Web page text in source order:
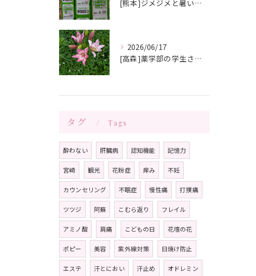
[熊本]ジメジメと暑い夏痒くてたまらない、皮膚炎が治らない、蕁麻疹が出やすくて悩んでいる方いませんか⁉️タウロミン錠でいつの間にか治ってしまったと大好評です💞
2026/06/17
[高森]薬学部の学生さんが薬局製剤の実習にきてくれました✨桂枝茯苓丸つくり楽しかった!と帰って行きました☺️
タグ Tags
酔わない 肝臓病 認知機能 記憶力
宮崎 観光 花粉症 痒み 不妊
カウンセリング 不眠症 慢性痛 打撲痛
ツツジ 阿蘇 こむら返り フレイル
アミノ酸 肩痛 こどもの日 花壇の花
ポピー 美容 紫外線対策 日焼け防止
エステ 汗とにおい 汗止め オドレミン